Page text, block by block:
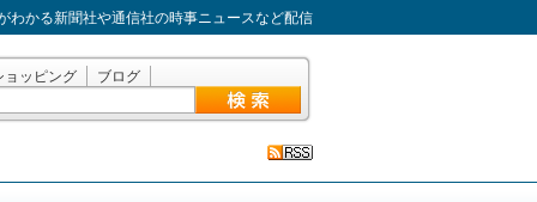
わかる新聞社や通信社の時事ニュースなど配信
ョッピング ブログ